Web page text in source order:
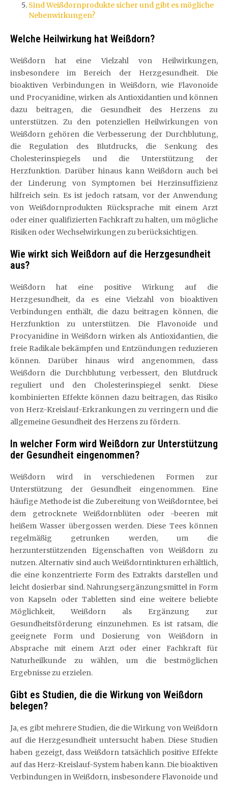
Sind Weißdornprodukte sicher und gibt es mögliche
Nebenwirkungen?
Welche Heilwirkung hat Weißdorn?
Weißdorn hat eine Vielzahl von Heilwirkungen,
insbesondere im Bereich der Herzgesundheit. Die
bioaktiven Verbindungen in Weißdorn, wie Flavonoide
und Procyanidine, wirken als Antioxidantien und können
dazu beitragen, die Gesundheit des Herzens zu
unterstützen. Zu den potenziellen Heilwirkungen von
Weißdorn gehören die Verbesserung der Durchblutung,
die Regulation des Blutdrucks, die Senkung des
Cholesterinspiegels und die Unterstützung der
Herzfunktion. Darüber hinaus kann Weißdorn auch bei
der Linderung von Symptomen bei Herzinsuffizienz
hilfreich sein. Es ist jedoch ratsam, vor der Anwendung
von Weißdornprodukten Rücksprache mit einem Arzt
oder einer qualifizierten Fachkraft zu halten, um mögliche
Risiken oder Wechselwirkungen zu berücksichtigen.
Wie wirkt sich Weißdorn auf die Herzgesundheit
aus?
Weißdorn hat eine positive Wirkung auf die
Herzgesundheit, da es eine Vielzahl von bioaktiven
Verbindungen enthält, die dazu beitragen können, die
Herzfunktion zu unterstützen. Die Flavonoide und
Procyanidine in Weißdorn wirken als Antioxidantien, die
freie Radikale bekämpfen und Entzündungen reduzieren
können. Darüber hinaus wird angenommen, dass
Weißdorn die Durchblutung verbessert, den Blutdruck
reguliert und den Cholesterinspiegel senkt. Diese
kombinierten Effekte können dazu beitragen, das Risiko
von Herz-Kreislauf-Erkrankungen zu verringern und die
allgemeine Gesundheit des Herzens zu fördern.
In welcher Form wird Weißdorn zur Unterstützung
der Gesundheit eingenommen?
Weißdorn wird in verschiedenen Formen zur
Unterstützung der Gesundheit eingenommen. Eine
häufige Methode ist die Zubereitung von Weißdorntee, bei
dem getrocknete Weißdornblüten oder -beeren mit
heißem Wasser übergossen werden. Diese Tees können
regelmäßig getrunken werden, um die
herzunterstützenden Eigenschaften von Weißdorn zu
nutzen. Alternativ sind auch Weißdorntinkturen erhältlich,
die eine konzentrierte Form des Extrakts darstellen und
leicht dosierbar sind. Nahrungsergänzungsmittel in Form
von Kapseln oder Tabletten sind eine weitere beliebte
Möglichkeit, Weißdorn als Ergänzung zur
Gesundheitsförderung einzunehmen. Es ist ratsam, die
geeignete Form und Dosierung von Weißdorn in
Absprache mit einem Arzt oder einer Fachkraft für
Naturheilkunde zu wählen, um die bestmöglichen
Ergebnisse zu erzielen.
Gibt es Studien, die die Wirkung von Weißdorn
belegen?
Ja, es gibt mehrere Studien, die die Wirkung von Weißdorn
auf die Herzgesundheit untersucht haben. Diese Studien
haben gezeigt, dass Weißdorn tatsächlich positive Effekte
auf das Herz-Kreislauf-System haben kann. Die bioaktiven
Verbindungen in Weißdorn, insbesondere Flavonoide und